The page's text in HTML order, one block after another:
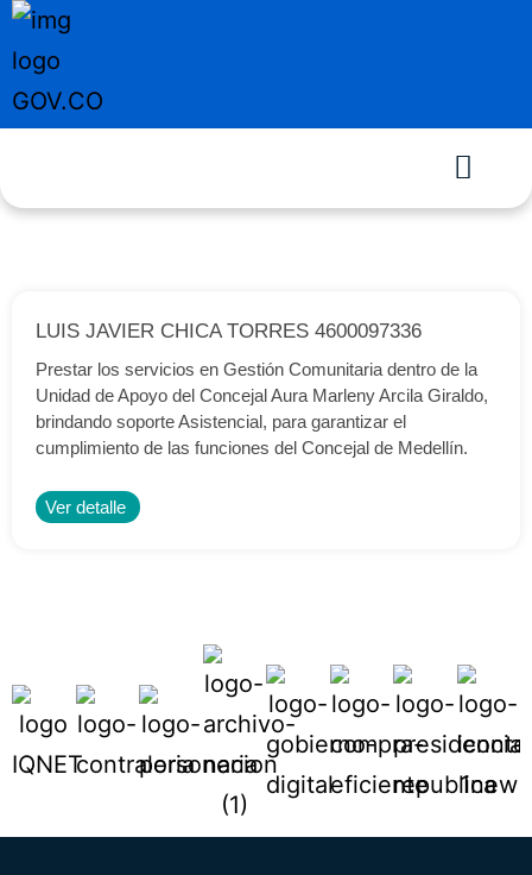
LUIS JAVIER CHICA TORRES 4600097336
Prestar los servicios en Gestión Comunitaria dentro de la
Unidad de Apoyo del Concejal Aura Marleny Arcila Giraldo,
brindando soporte Asistencial, para garantizar el
cumplimiento de las funciones del Concejal de Medellín.
Ver detalle